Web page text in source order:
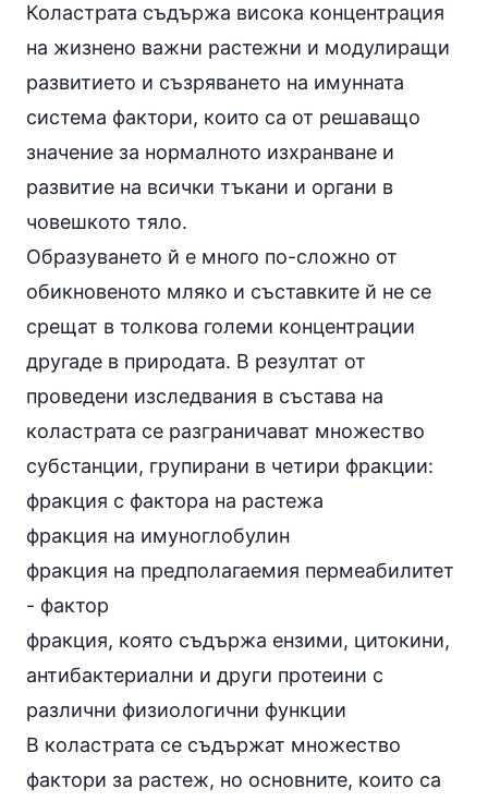
Коластрата съдържа висока концентрация
на жизнено важни растежни и модулиращи
развитието и съзряването на имунната
система фактори, които са от решаващо
значение за нормалното изхранване и
развитие на всички тъкани и органи в
човешкото тяло.
Образуването й е много по-сложно от
обикновеното мляко и съставките й не се
срещат в толкова големи концентрации
другаде в природата. В резултат от
проведени изследвания в състава на
коластрата се разграничават множество
субстанции, групирани в четири фракции:
фракция с фактора на растежа
фракция на имуноглобулин
фракция на предполагаемия пермеабилитет
- фактор
фракция, която съдържа ензими, цитокини,
антибактериални и други протеини с
различни физиологични функции
В коластрата се съдържат множество
фактори за растеж, но основните, които са